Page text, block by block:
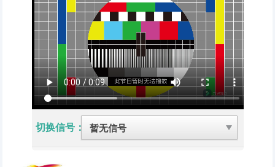
海南 宁夏 西藏 新疆
切换信号：